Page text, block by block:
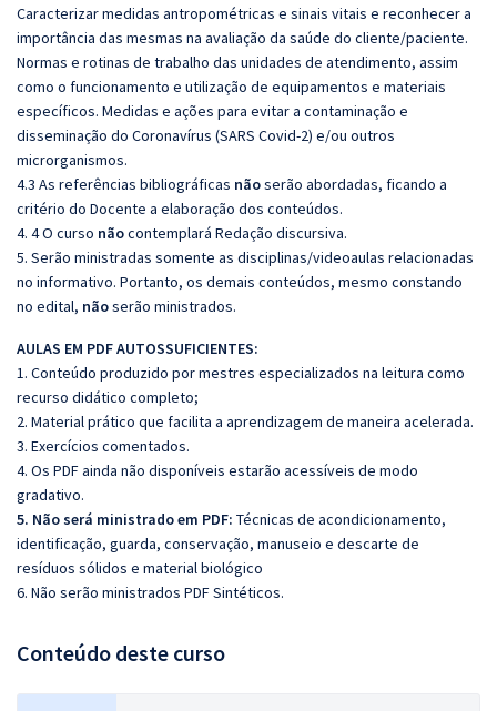
Caracterizar medidas antropométricas e sinais vitais e reconhecer a
importância das mesmas na avaliação da saúde do cliente/paciente.
Normas e rotinas de trabalho das unidades de atendimento, assim
como o funcionamento e utilização de equipamentos e materiais
específicos. Medidas e ações para evitar a contaminação e
disseminação do Coronavírus (SARS Covid-2) e/ou outros
microrganismos.
4.3 As referências bibliográficas nãoserão abordadas, ficando a
critério do Docente a elaboração dos conteúdos.
4. 4 O curso nãocontemplará Redação discursiva.
5. Serão ministradas somente as disciplinas/videoaulas relacionadas
no informativo. Portanto, os demais conteúdos, mesmo constando
no edital, nãoserão ministrados.
AULAS EM PDF AUTOSSUFICIENTES:
1. Conteúdo produzido por mestres especializados na leitura como
recurso didático completo;
2. Material prático que facilita a aprendizagem de maneira acelerada.
3. Exercícios comentados.
4. Os PDF ainda não disponíveis estarão acessíveis de modo
gradativo.
5. Não será ministrado em PDF: Técnicas de acondicionamento,
identificação, guarda, conservação, manuseio e descarte de
resíduos sólidos e material biológico
6. Não serão ministrados PDF Sintéticos.
Conteúdo deste curso